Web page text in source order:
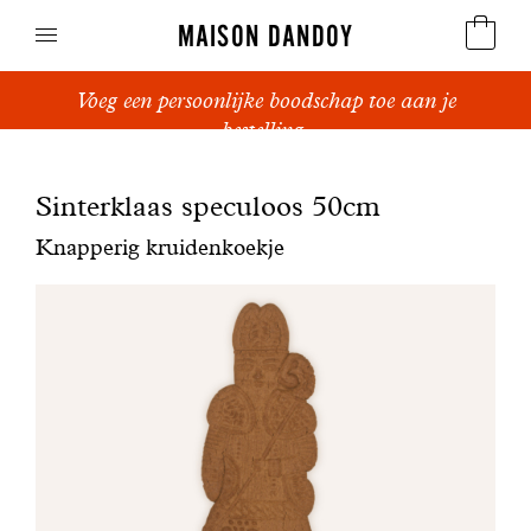
MAISON DANDOY
Speculoos
Suikerbrood en peperkoek
Cakes
Snoepgoed
Wafels
Relatiegeschenken
Voeg een persoonlijke boodschap toe aan je
bestelling.
Sinterklaas speculoos 50cm
Knapperig kruidenkoekje